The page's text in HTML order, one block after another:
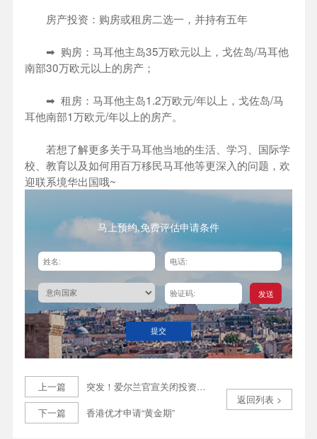
房产投资：购房或租房二选一，并持有五年
➡ 购房：马耳他主岛35万欧元以上，戈佐岛/马耳他
南部30万欧元以上的房产；
➡ 租房：马耳他主岛1.2万欧元/年以上，戈佐岛/马
耳他南部1万欧元/年以上的房产。
若想了解更多关于马耳他当地的生活、学习、国际学
校、教育以及如何用百万移民马耳他等更深入的问题，欢
迎联系境华出国哦~
马上预约,免费评估申请条件
发送
提交
上一篇 突发！爱尔兰官宣关闭投资移民！
下一篇 香港优才申请“黄金期”
返回列表 >